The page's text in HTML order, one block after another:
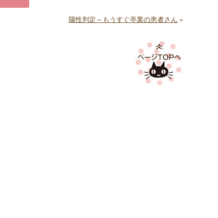
陽性判定～もうすぐ卒業の患者さん »